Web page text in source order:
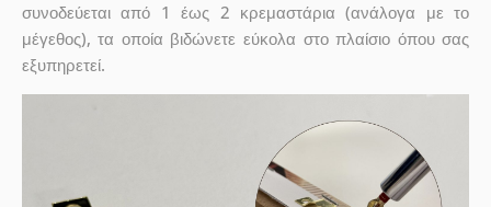
συνοδεύεται από 1 έως 2 κρεμαστάρια (ανάλογα με το
μέγεθος), τα οποία βιδώνετε εύκολα στο πλαίσιο όπου σας
εξυπηρετεί.